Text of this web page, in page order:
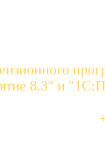
8.3" и